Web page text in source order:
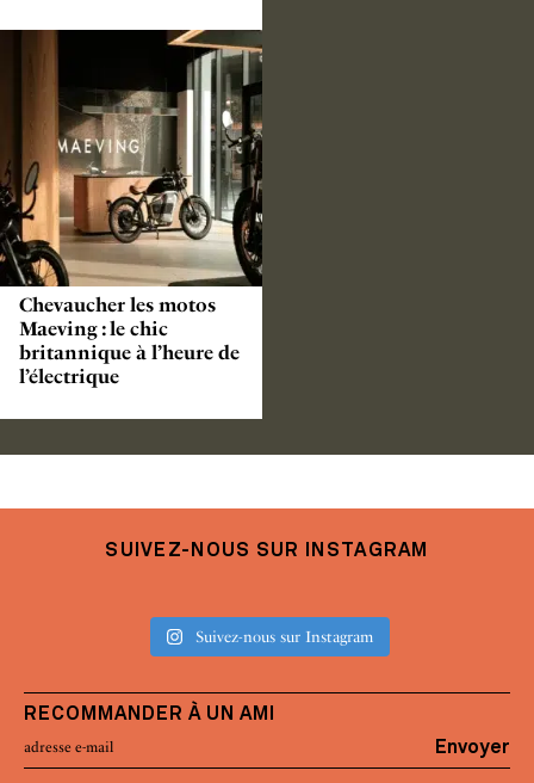
Chevaucher les motos
Maeving : le chic
britannique à l’heure de
l’électrique
SUIVEZ-NOUS SUR INSTAGRAM
Suivez-nous sur Instagram
RECOMMANDER À UN AMI
Envoyer